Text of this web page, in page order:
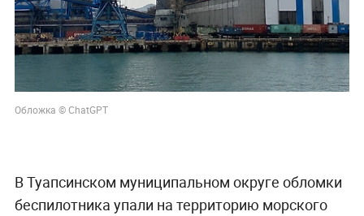
Обложка © ChatGPT
В Туапсинском муниципальном округе обломки
беспилотника упали на территорию морского